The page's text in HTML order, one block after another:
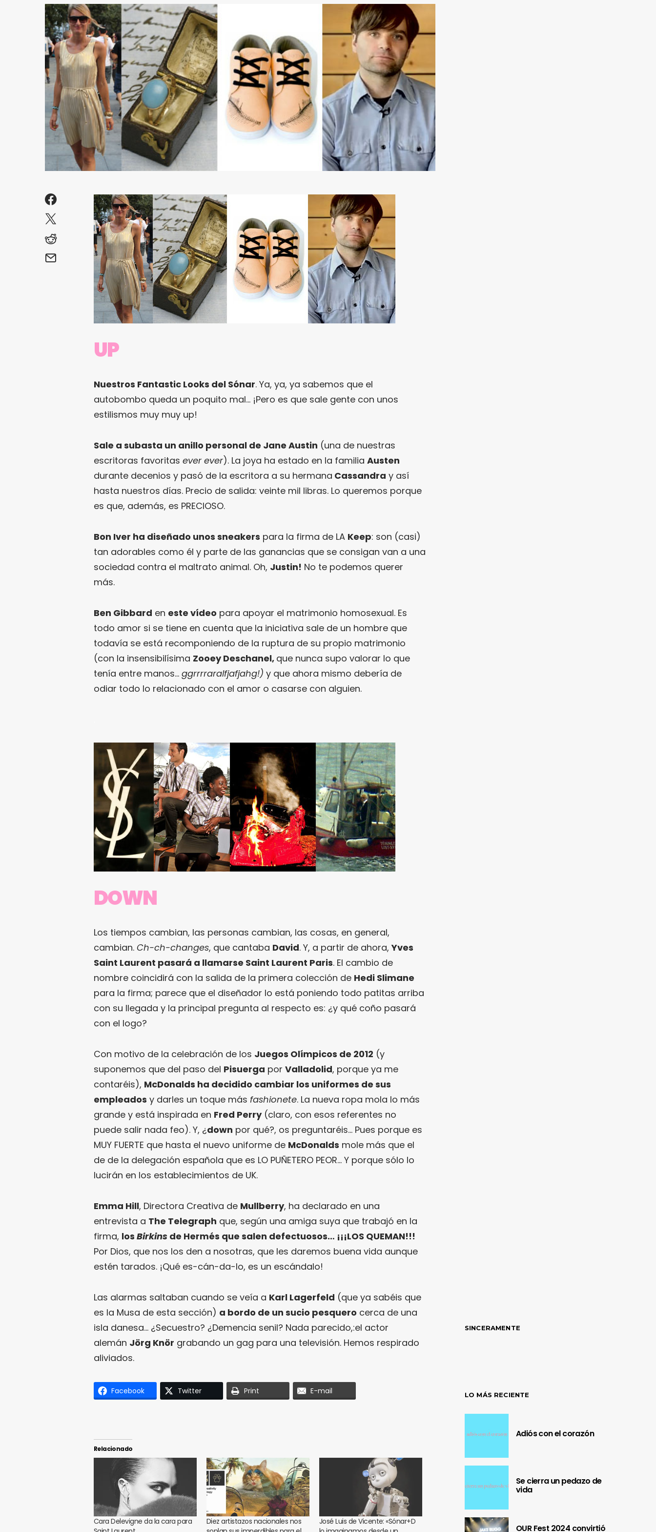
UP
Nuestros Fantastic Looks del Sónar. Ya, ya, ya sabemos que el
autobombo queda un poquito mal… ¡Pero es que sale gente con unos
estilismos muy muy up!
Sale a subasta un anillo personal de Jane Austin (una de nuestras
escritoras favoritas ever ever). La joya ha estado en la familia Austen
durante decenios y pasó de la escritora a su hermana Cassandra y así
hasta nuestros días. Precio de salida: veinte mil libras. Lo queremos porque
es que, además, es PRECIOSO.
Bon Iver ha diseñado unos sneakers para la firma de LA Keep: son (casi)
tan adorables como él y parte de las ganancias que se consigan van a una
sociedad contra el maltrato animal. Oh, Justin! No te podemos querer
más.
Ben Gibbard en este vídeo para apoyar el matrimonio homosexual. Es
todo amor si se tiene en cuenta que la iniciativa sale de un hombre que
todavía se está recomponiendo de la ruptura de su propio matrimonio
(con la insensibilísima Zooey Deschanel, que nunca supo valorar lo que
tenía entre manos… ggrrrraralfjafjahg!) y que ahora mismo debería de
odiar todo lo relacionado con el amor o casarse con alguien.
DOWN
Los tiempos cambian, las personas cambian, las cosas, en general,
cambian. Ch-ch-changes, que cantaba David. Y, a partir de ahora,Yves
Saint Laurent pasará a llamarse Saint Laurent Paris. El cambio de
nombre coincidirá con la salida de la primera colección de Hedi Slimane
para la firma; parece que el diseñador lo está poniendo todo patitas arriba
con su llegada y la principal pregunta al respecto es: ¿y qué coño pasará
con el logo?
Con motivo de la celebración de los Juegos Olímpicos de 2012 (y
suponemos que del paso del Pisuerga por Valladolid, porque ya me
contaréis), McDonalds ha decidido cambiar los uniformes de sus
empleados y darles un toque más fashionete. La nueva ropa mola lo más
grande y está inspirada en Fred Perry(claro, con esos referentes no
puede salir nada feo). Y, ¿down por qué?, os preguntaréis… Pues porque es
MUY FUERTE que hasta el nuevo uniforme de McDonalds mole más que el
de de la delegación española que es LO PUÑETERO PEOR… Y porque sólo lo
lucirán en los establecimientos de UK.
Emma Hill, Directora Creativa de Mullberry, ha declarado en una
entrevista a The Telegraph que, según una amiga suya que trabajó en la
firma, los Birkins de Hermés que salen defectuosos… ¡¡¡LOS QUEMAN!!!
Por Dios, que nos los den a nosotras, que les daremos buena vida aunque
estén tarados. ¡Qué es-cán-da-lo, es un escándalo!
Las alarmas saltaban cuando se veía a Karl Lagerfeld (que ya sabéis que
es la Musa de esta sección) a bordo de un sucio pesquero cerca de una
isla danesa… ¿Secuestro? ¿Demencia senil? Nada parecido,:el actor
alemán Jörg Knör grabando un gag para una televisión. Hemos respirado
aliviados.
Facebook Twitter Print E-mail
Relacionado
Cara Delevigne da la cara para
Diez artistazos nacionales nos
José Luis de Vicente: «Sónar+D
SINCERAMENTE
LO MÁS RECIENTE
Adiós con el corazón
Se cierra un pedazo de
vida
OUR Fest 2024 convirtió